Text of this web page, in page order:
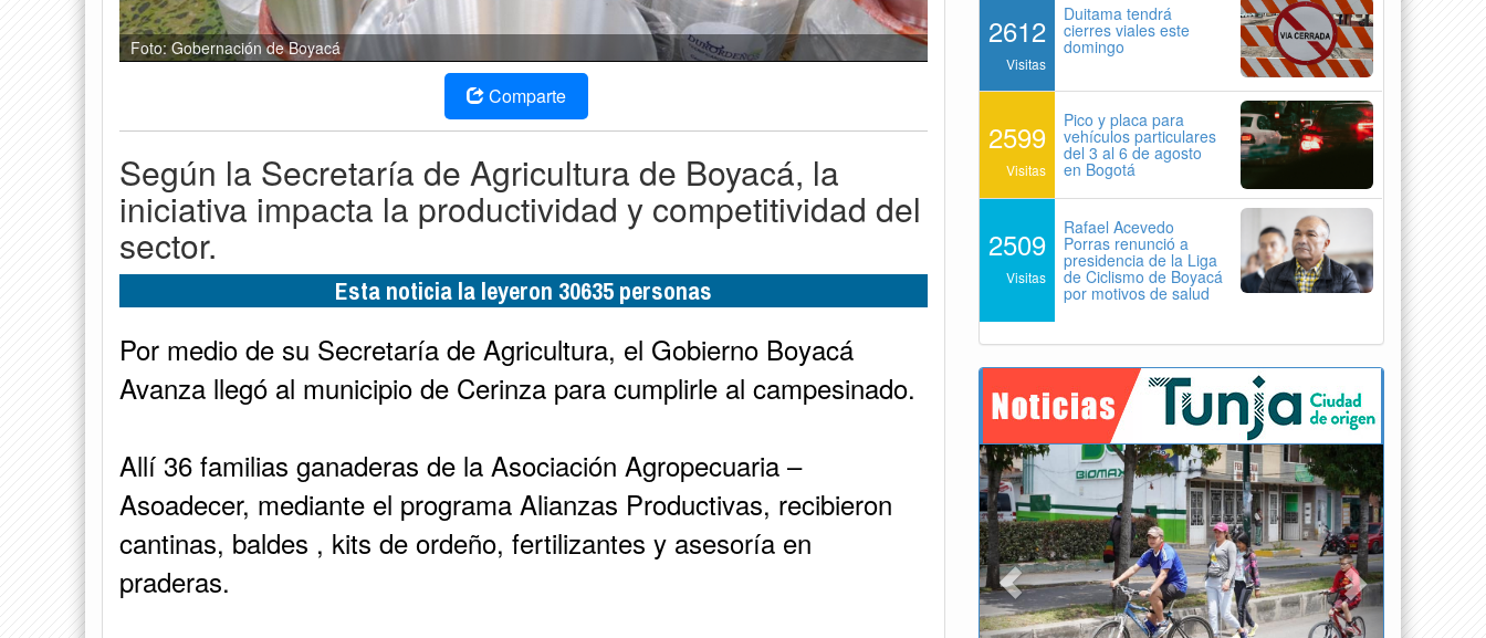
Foto: Gobernación de Boyacá
Comparte
Según la Secretaría de Agricultura de Boyacá, la
iniciativa impacta la productividad y competitividad del
sector.
Esta noticia la leyeron 30635 personas
Por medio de su Secretaría de Agricultura, el Gobierno Boyacá
Avanza llegó al municipio de Cerinza para cumplirle al campesinado.
Allí 36 familias ganaderas de la Asociación Agropecuaria –
Asoadecer, mediante el programa Alianzas Productivas, recibieron
cantinas, baldes , kits de ordeño, fertilizantes y asesoría en
praderas.
2612
Visitas
Duitama tendrá
cierres viales este
domingo
2599
Visitas
Pico y placa para
vehículos particulares
del 3 al 6 de agosto
en Bogotá
2509
Visitas
Rafael Acevedo
Porras renunció a
presidencia de la Liga
de Ciclismo de Boyacá
por motivos de salud
Previous Next